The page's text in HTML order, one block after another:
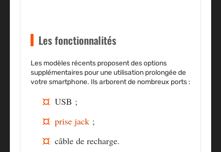
Les fonctionnalités
Les modèles récents proposent des options
supplémentaires pour une utilisation prolongée de
votre smartphone. Ils arborent de nombreux ports :
USB ;
prise jack ;
câble de recharge.